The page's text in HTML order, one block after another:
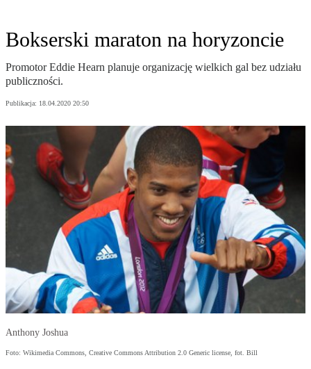
Bokserski maraton na horyzoncie
Promotor Eddie Hearn planuje organizację wielkich gal bez udziału
publiczności.
Publikacja: 18.04.2020 20:50
Anthony Joshua
Foto: Wikimedia Commons, Creative Commons Attribution 2.0 Generic license, fot. Bill